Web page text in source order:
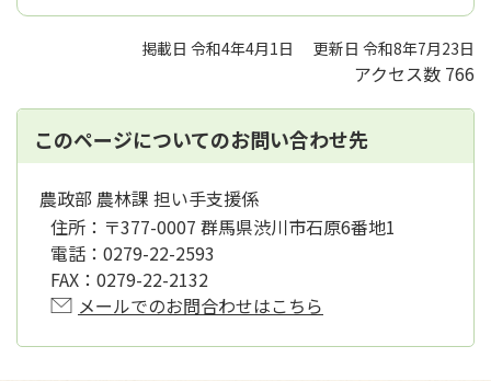
掲載日 令和4年4月1日 更新日 令和8年7月23日
アクセス数 766
このページについてのお問い合わせ先
農政部 農林課 担い手支援係
住所： 〒377-0007 群馬県渋川市石原6番地1
電話： 0279-22-2593
FAX： 0279-22-2132
メールでのお問合わせはこちら